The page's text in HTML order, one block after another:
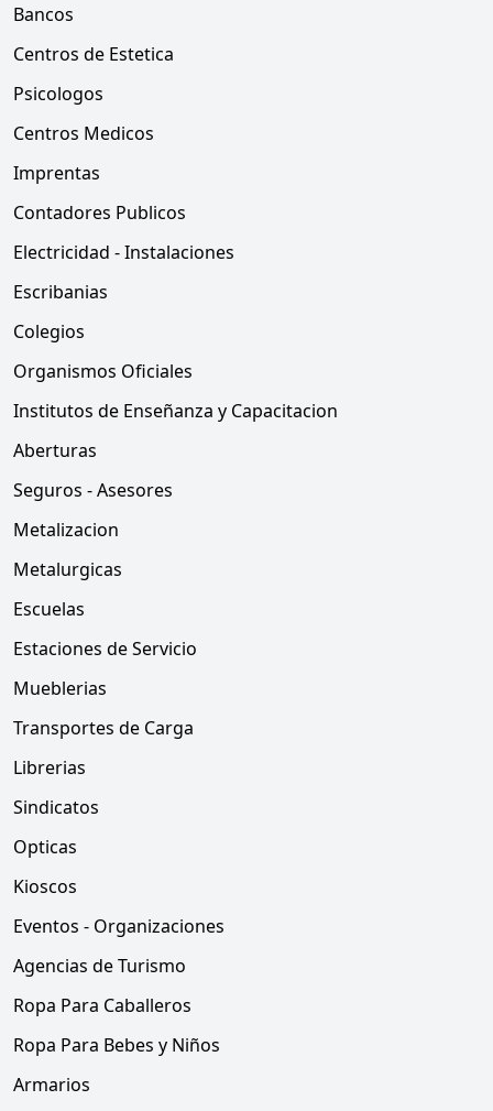
Bancos
Centros de Estetica
Psicologos
Centros Medicos
Imprentas
Contadores Publicos
Electricidad - Instalaciones
Escribanias
Colegios
Organismos Oficiales
Institutos de Enseñanza y Capacitacion
Aberturas
Seguros - Asesores
Metalizacion
Metalurgicas
Escuelas
Estaciones de Servicio
Mueblerias
Transportes de Carga
Librerias
Sindicatos
Opticas
Kioscos
Eventos - Organizaciones
Agencias de Turismo
Ropa Para Caballeros
Ropa Para Bebes y Niños
Armarios